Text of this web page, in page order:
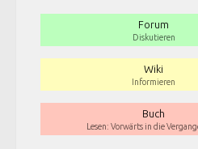
Forum
Diskutieren
Wiki
Informieren
Buch
Lesen: Vorwärts in die